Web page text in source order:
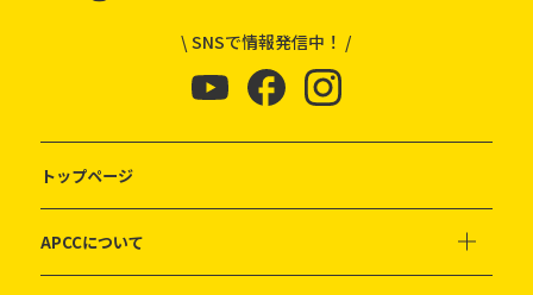
\ SNSで情報発信中！ /
トップページ
APCCについて